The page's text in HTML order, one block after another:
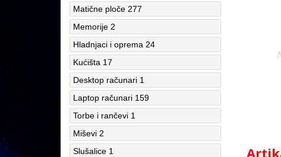
Matične ploče 277
Memorije 2
Hladnjaci i oprema 24
Kućišta 17
Desktop računari 1
Laptop računari 159
Torbe i rančevi 1
Miševi 2
Slušalice 1